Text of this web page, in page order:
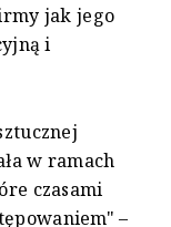
jak jego
i
w ramach
czasami
–